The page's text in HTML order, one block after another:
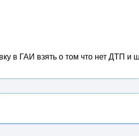
в ГАИ взять о том что нет ДТП и